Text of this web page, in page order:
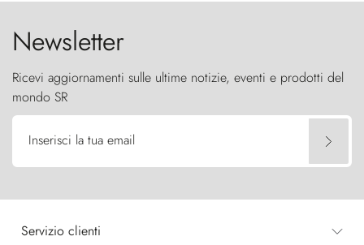
Newsletter
Ricevi aggiornamenti sulle ultime notizie, eventi e prodotti del
mondo SR
Inserisci la tua email
Servizio clienti